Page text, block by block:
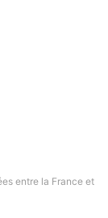
entre la France et